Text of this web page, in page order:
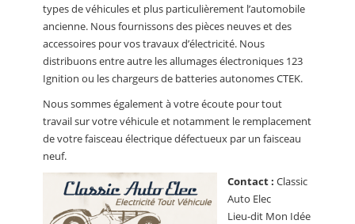
CALENDRIER
FOCUS
VIDEO
ANNUAIRES
PETITES ANNONCES
types de véhicules et plus particulièrement l’automobile
ancienne. Nous fournissons des pièces neuves et des
accessoires pour vos travaux d’électricité. Nous
distribuons entre autre les allumages électroniques 123
Ignition ou les chargeurs de batteries autonomes CTEK.
Nous sommes également à votre écoute pour tout
travail sur votre véhicule et notamment le remplacement
de votre faisceau électrique défectueux par un faisceau
neuf.
Contact : Classic
Auto Elec
Lieu-dit Mon Idée